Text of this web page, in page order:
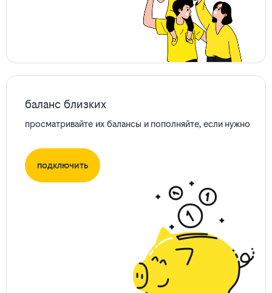
баланс близких
просматривайте их балансы и пополняйте, если нужно
подключить